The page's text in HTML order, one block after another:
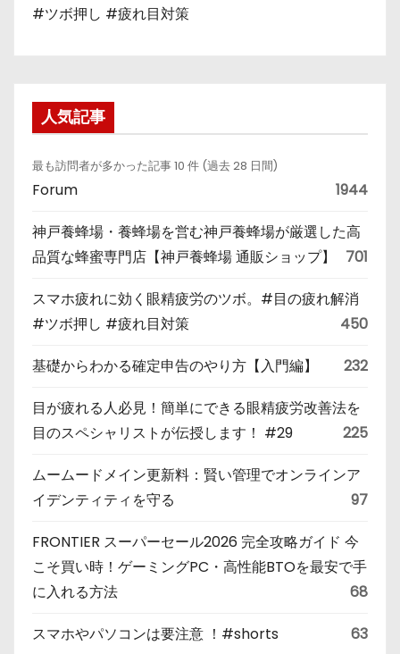
#ツボ押し #疲れ目対策
人気記事
最も訪問者が多かった記事 10 件 (過去 28 日間)
Forum 1944
神戸養蜂場・養蜂場を営む神戸養蜂場が厳選した高
品質な蜂蜜専門店【神戸養蜂場 通販ショップ】
701
スマホ疲れに効く眼精疲労のツボ。#目の疲れ解消
#ツボ押し #疲れ目対策
450
基礎からわかる確定申告のやり方【入門編】 232
目が疲れる人必見！簡単にできる眼精疲労改善法を
目のスペシャリストが伝授します！ #29
225
ムームードメイン更新料：賢い管理でオンラインア
イデンティティを守る
97
FRONTIER スーパーセール2026 完全攻略ガイド 今
こそ買い時！ゲーミングPC・高性能BTOを最安で手
に入れる方法
68
スマホやパソコンは要注意 ！#shorts 63